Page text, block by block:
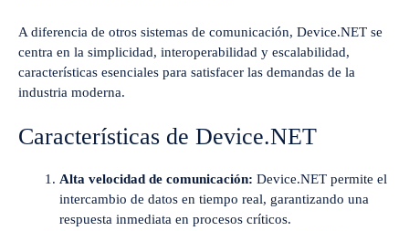
A diferencia de otros sistemas de comunicación, Device.NET se
centra en la simplicidad, interoperabilidad y escalabilidad,
características esenciales para satisfacer las demandas de la
industria moderna.
Características de Device.NET
Alta velocidad de comunicación: Device.NET permite el
intercambio de datos en tiempo real, garantizando una
respuesta inmediata en procesos críticos.